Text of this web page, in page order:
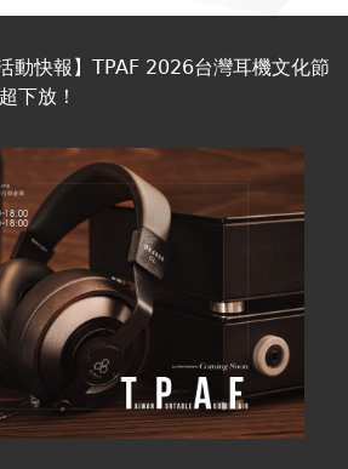
活動快報】TPAF 2026台灣耳機文化節
下放！